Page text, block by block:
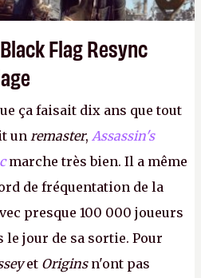
Flag Resync
ça faisait dix ans que tout
un remaster, Assassin's
marche très bien. Il a même
de fréquentation de la
presque 100 000 joueurs
le jour de sa sortie. Pour
et Originsn'ont pas